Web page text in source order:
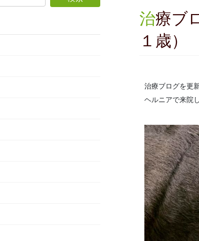
治療ブログを更新しました。（ヘルニア パグ１
１歳）
治療ブログを更
ヘルニアで来院